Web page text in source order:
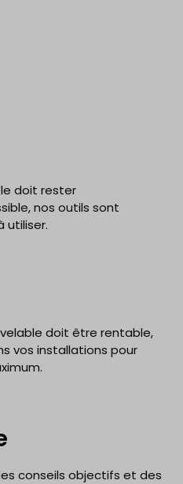
doit rester
nos outils sont
utiliser.
doit être rentable,
vos installations pour
conseils objectifs et des